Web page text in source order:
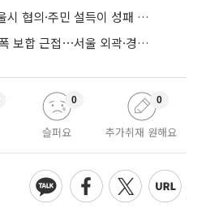
정부 공급카드 임박…서울시 협의·주민 설득이 성패 가른다
강남·서초 아파트값 오름폭 보합 근접⋯서울 외곽·경기 남부 중심 매수세
슬퍼요
0
추가취재 원해요
0